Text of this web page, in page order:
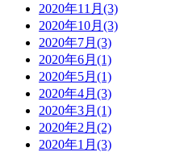
2020年11月(3)
2020年10月(3)
2020年7月(3)
2020年6月(1)
2020年5月(1)
2020年4月(3)
2020年3月(1)
2020年2月(2)
2020年1月(3)